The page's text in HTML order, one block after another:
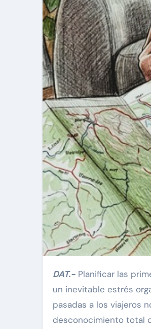
DAT.- Planificar las
un inevitable estrés
pasadas a los viajeros
desconocimiento total